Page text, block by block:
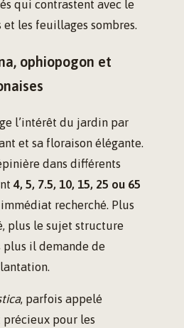
qui contrastent avec le
et les feuillages sombres.
ophiopogon et
l’intérêt du jardin par
et sa floraison élégante.
dans différents
4, 5, 7.5, 10, 15, 25 ou 65
recherché. Plus
plus le sujet structure
plus il demande de
, parfois appelé
précieux pour les